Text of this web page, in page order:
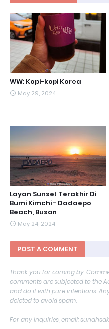
WW: Kopi-kopi Korea
May 29, 2024
Layan Sunset Terakhir Di
Bumi Kimchi - Dadaepo
Beach, Busan
May 24, 2024
POST A COMMENT
Thank you for coming by.
comments are subjected to the
and do it with pure intentions.
deleted to avoid spam.
For any inquiries, email: